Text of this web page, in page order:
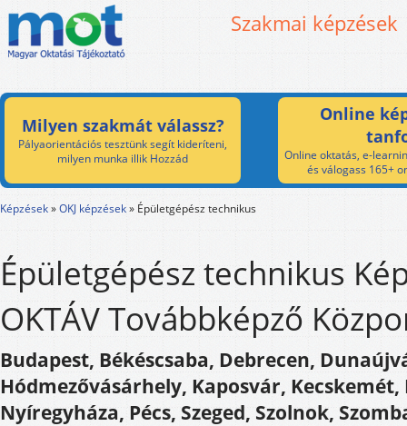
Szakmai képzések
Milyen szakmát válassz?
Pályaorientációs tesztünk segít kideríteni,
milyen munka illik Hozzád
Online
Online oktatás, e-
és válogass 165+
Képzések»OKJ képzések» Épületgépész technikus
Épületgépész technikus
OKTÁV Továbbképző
Budapest, Békéscsaba, Debrecen,
Hódmezővásárhely, Kaposvár, Kecskemét,
Nyíregyháza, Pécs, Szeged, Szolnok,